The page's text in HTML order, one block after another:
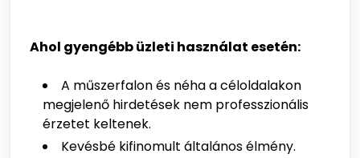
Ahol gyengébb üzleti használat esetén:
A műszerfalon és néha a céloldalakon
megjelenő hirdetések nem professzionális
érzetet keltenek.
Kevésbé kifinomult általános élmény.